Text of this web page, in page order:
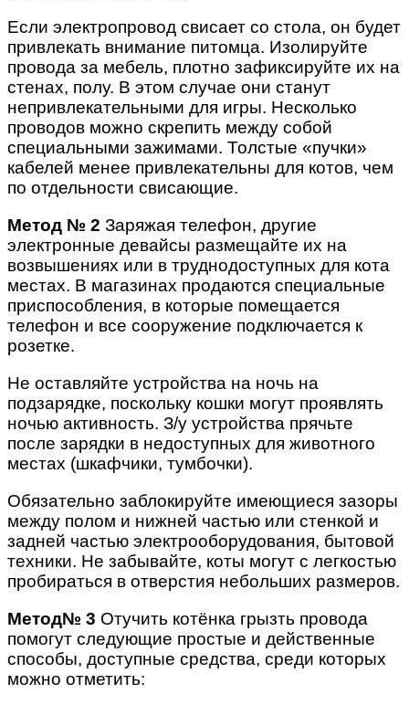
Если электропровод свисает со стола, он будет
привлекать внимание питомца. Изолируйте
провода за мебель, плотно зафиксируйте их на
стенах, полу. В этом случае они станут
непривлекательными для игры. Несколько
проводов можно скрепить между собой
специальными зажимами. Толстые «пучки»
кабелей менее привлекательны для котов, чем
по отдельности свисающие.
Метод № 2 Заряжая телефон, другие
электронные девайсы размещайте их на
возвышениях или в труднодоступных для кота
местах. В магазинах продаются специальные
приспособления, в которые помещается
телефон и все сооружение подключается к
розетке.
Не оставляйте устройства на ночь на
подзарядке, поскольку кошки могут проявлять
ночью активность. З/у устройства прячьте
после зарядки в недоступных для животного
местах (шкафчики, тумбочки).
Обязательно заблокируйте имеющиеся зазоры
между полом и нижней частью или стенкой и
задней частью электрооборудования, бытовой
техники. Не забывайте, коты могут с легкостью
пробираться в отверстия небольших размеров.
Метод№ 3 Отучить котёнка грызть провода
помогут следующие простые и действенные
способы, доступные средства, среди которых
можно отметить: